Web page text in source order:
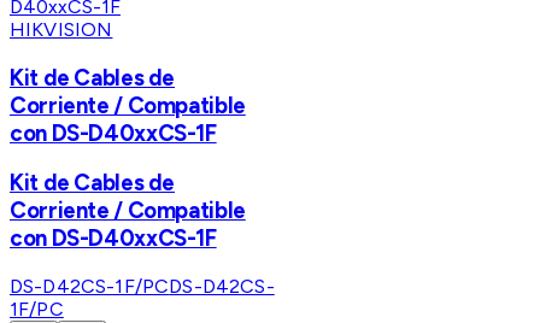
HIKVISION
Kit de Cables de
Corriente / Compatible
con DS-D40xxCS-1F
Kit de Cables de
Corriente / Compatible
con DS-D40xxCS-1F
DS-D42CS-1F/PCDS-D42CS-
1F/PC